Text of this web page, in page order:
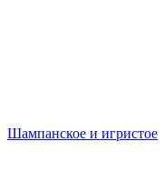
Шампанское и игристое